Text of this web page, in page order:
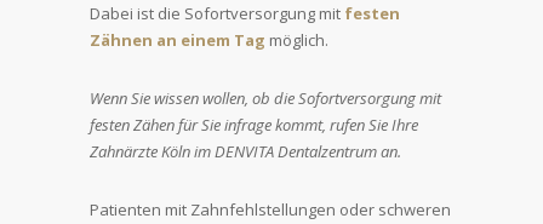
Dabei ist die Sofortversorgung mit festen
Zähnen an einem Tag möglich.
Wenn Sie wissen wollen, ob die Sofortversorgung mit
festen Zähen für Sie infrage kommt, rufen Sie Ihre
Zahnärzte Köln im DENVITA Dentalzentrum an.
Patienten mit Zahnfehlstellungen oder schweren